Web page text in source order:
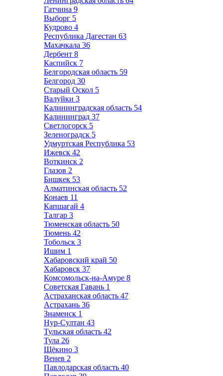
Гатчина 9
Выборг 5
Кудрово 4
Республика Дагестан 63
Махачкала 36
Дербент 8
Каспийск 7
Белгородская область 59
Белгород 30
Старый Оскол 5
Валуйки 3
Калининградская область 54
Калининград 37
Светлогорск 5
Зеленоградск 5
Удмуртская Республика 53
Ижевск 42
Воткинск 2
Глазов 2
Бишкек 53
Алматинская область 52
Конаев 11
Капшагай 4
Талгар 3
Тюменская область 50
Тюмень 42
Тобольск 3
Ишим 1
Хабаровский край 50
Хабаровск 37
Комсомольск-на-Амуре 8
Советская Гавань 1
Астраханская область 47
Астрахань 36
Знаменск 1
Нур-Султан 43
Тульская область 42
Тула 26
Щёкино 3
Венев 2
Павлодарская область 40